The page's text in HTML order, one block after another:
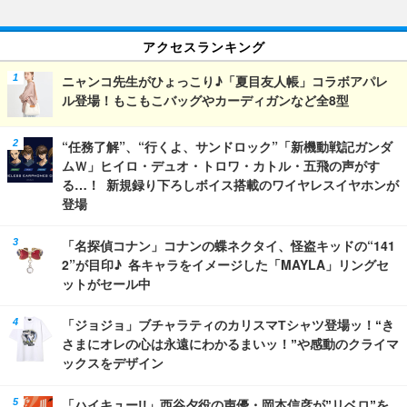
アクセスランキング
ニャンコ先生がひょっこり♪「夏目友人帳」コラボアパレ
ル登場！もこもこバッグやカーディガンなど全8型
“任務了解”、“行くよ、サンドロック”「新機動戦記ガンダ
ムＷ」ヒイロ・デュオ・トロワ・カトル・五飛の声がす
る…！ 新規録り下ろしボイス搭載のワイヤレスイヤホンが
登場
「名探偵コナン」コナンの蝶ネクタイ、怪盗キッドの“141
2”が目印♪ 各キャラをイメージした「MAYLA」リングセ
ットがセール中
「ジョジョ」ブチャラティのカリスマTシャツ登場ッ！“き
さまにオレの心は永遠にわかるまいッ！”や感動のクライマ
ックスをデザイン